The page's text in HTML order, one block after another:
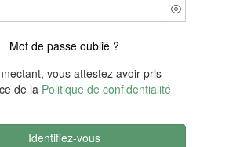
Mot de passe oublié ?
vous attestez avoir pris
de la Politique de confidentialité
Identifiez-vous